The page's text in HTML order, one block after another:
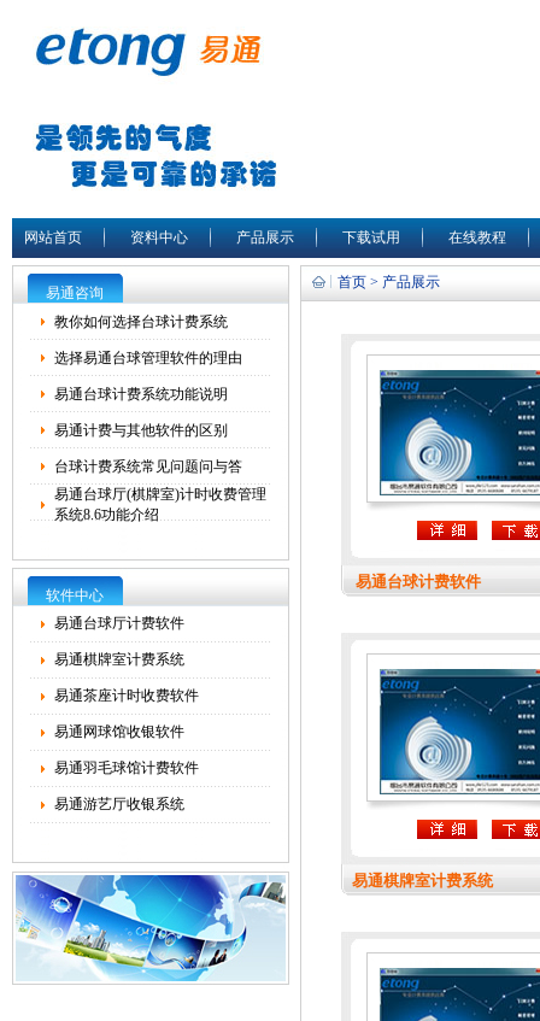
网站首页 资料中心 产品展示 下载试用 在线教程
易通咨询
教你如何选择台球计费系统
选择易通台球管理软件的理由
易通台球计费系统功能说明
易通计费与其他软件的区别
台球计费系统常见问题问与答
易通台球厅(棋牌室)计时收费管理
系统8.6功能介绍
软件中心
易通台球厅计费软件
易通棋牌室计费系统
易通茶座计时收费软件
易通网球馆收银软件
易通羽毛球馆计费软件
易通游艺厅收银系统
首页 > 产品展示
易通台球计费软件
易通棋牌室计费系统